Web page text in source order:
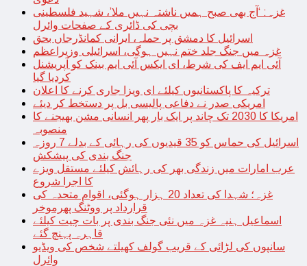
غزہ: ‘آج بھی صبح ہمیں ناشتہ نہیں ملا’، شہید فلسطینی
بچی کی ڈائری کے صفحات وائرل
اسرائیل کا دمشق پر حملہ، ایرانی کمانڈرجاں بحق
غزہ میں جنگ جلد ختم نہیں ہوگی، اسرائیلی وزیراعظم
آئی ایم ایف کی شرط، ای ایکس آئی ایم بینک کو آپریشنل
کردیا گیا
ترکیہ کا پاکستانیوں کیلئے ای ویزا جاری کرنے کا اعلان
امریکی صدر نے دفاعی پالیسی بل پر دستخط کر دیئے
امریکا کا 2030 تک چاند پر ایک بار پھر انسانی مشن بھیجنے کا
منصوبہ
اسرائیل کی حماس کو 35 قیدیوں کی رہائی کے بدلے 7 روزہ
جنگ بندی کی پیشکش
عرب امارات میں زندگی بھر کی رہائش کیلئے مستقل ویزے
کا اجرا شروع
غزہ؛ شہدا کی تعداد 20 ہزار ہوگئی، اقوام متحدہ کی
قرارداد پر ووٹنگ پھرموخر
اسماعیل ہنیہ غزہ میں نئی جنگ بندی پر بات چیت کیلئے
قاہرہ پہنچ گئے
سانپوں کی لڑائی کے قریب گولف کھیلتے شخص کی ویڈیو
وائرل